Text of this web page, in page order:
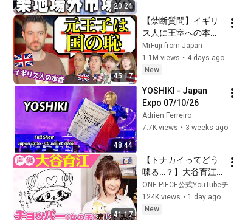
20:24
45:17
【禁断質問】イギリ
ス人に王室への本音
を全部聞いてみた
「王室は本当に必
要？」
MrFuji from Japan
1.1M views • 4 days ago
New
48:44
YOSHIKI - Japan
Expo 07/10/26
Adrien Ferreiro
7.7K views • 3 weeks ago
41:17
【トナカイってどう
喋る…？】大谷育江
さんとワンピを語っ
てみた！【仲間がい
るよTube!!!!】
ONE PIECE公式YouTubeチャンネル
124K views • 1 day ago
New